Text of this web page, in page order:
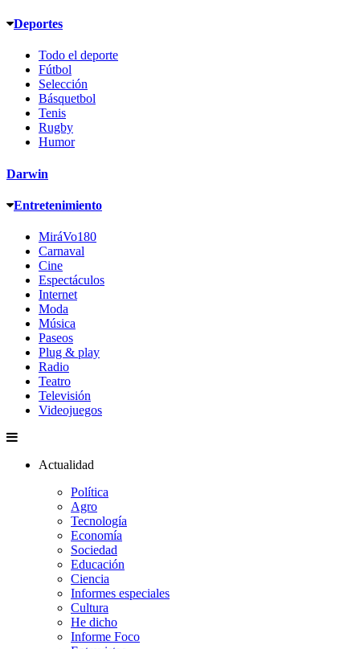
Deportes
Todo el deporte
Fútbol
Selección
Básquetbol
Tenis
Rugby
Humor
Darwin
Entretenimiento
MiráVo180
Carnaval
Cine
Espectáculos
Internet
Moda
Música
Paseos
Plug & play
Radio
Teatro
Televisión
Videojuegos
Actualidad
Política
Agro
Tecnología
Economía
Sociedad
Educación
Ciencia
Informes especiales
Cultura
He dicho
Informe Foco